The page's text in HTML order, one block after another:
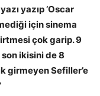
yazıp ’Oscar
için sinema
çok garip. 9
ikisini de 8
girmeyen Sefiller’e